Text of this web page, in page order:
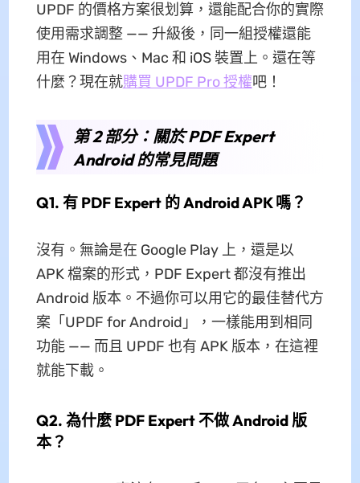
UPDF 的價格方案很划算，還能配合你的實際
使用需求調整 —— 升級後，同一組授權還能
用在 Windows、Mac 和 iOS 裝置上。還在等
什麼？現在就購買 UPDF Pro 授權吧！
第 2 部分：關於 PDF Expert
Android 的常見問題
Q1. 有 PDF Expert 的 Android APK 嗎？
沒有。無論是在 Google Play 上，還是以
APK 檔案的形式，PDF Expert 都沒有推出
Android 版本。不過你可以用它的最佳替代方
案「UPDF for Android」，一樣能用到相同
功能 —— 而且 UPDF 也有 APK 版本，在這裡
就能下載。
Q2. 為什麼 PDF Expert 不做 Android 版
本？